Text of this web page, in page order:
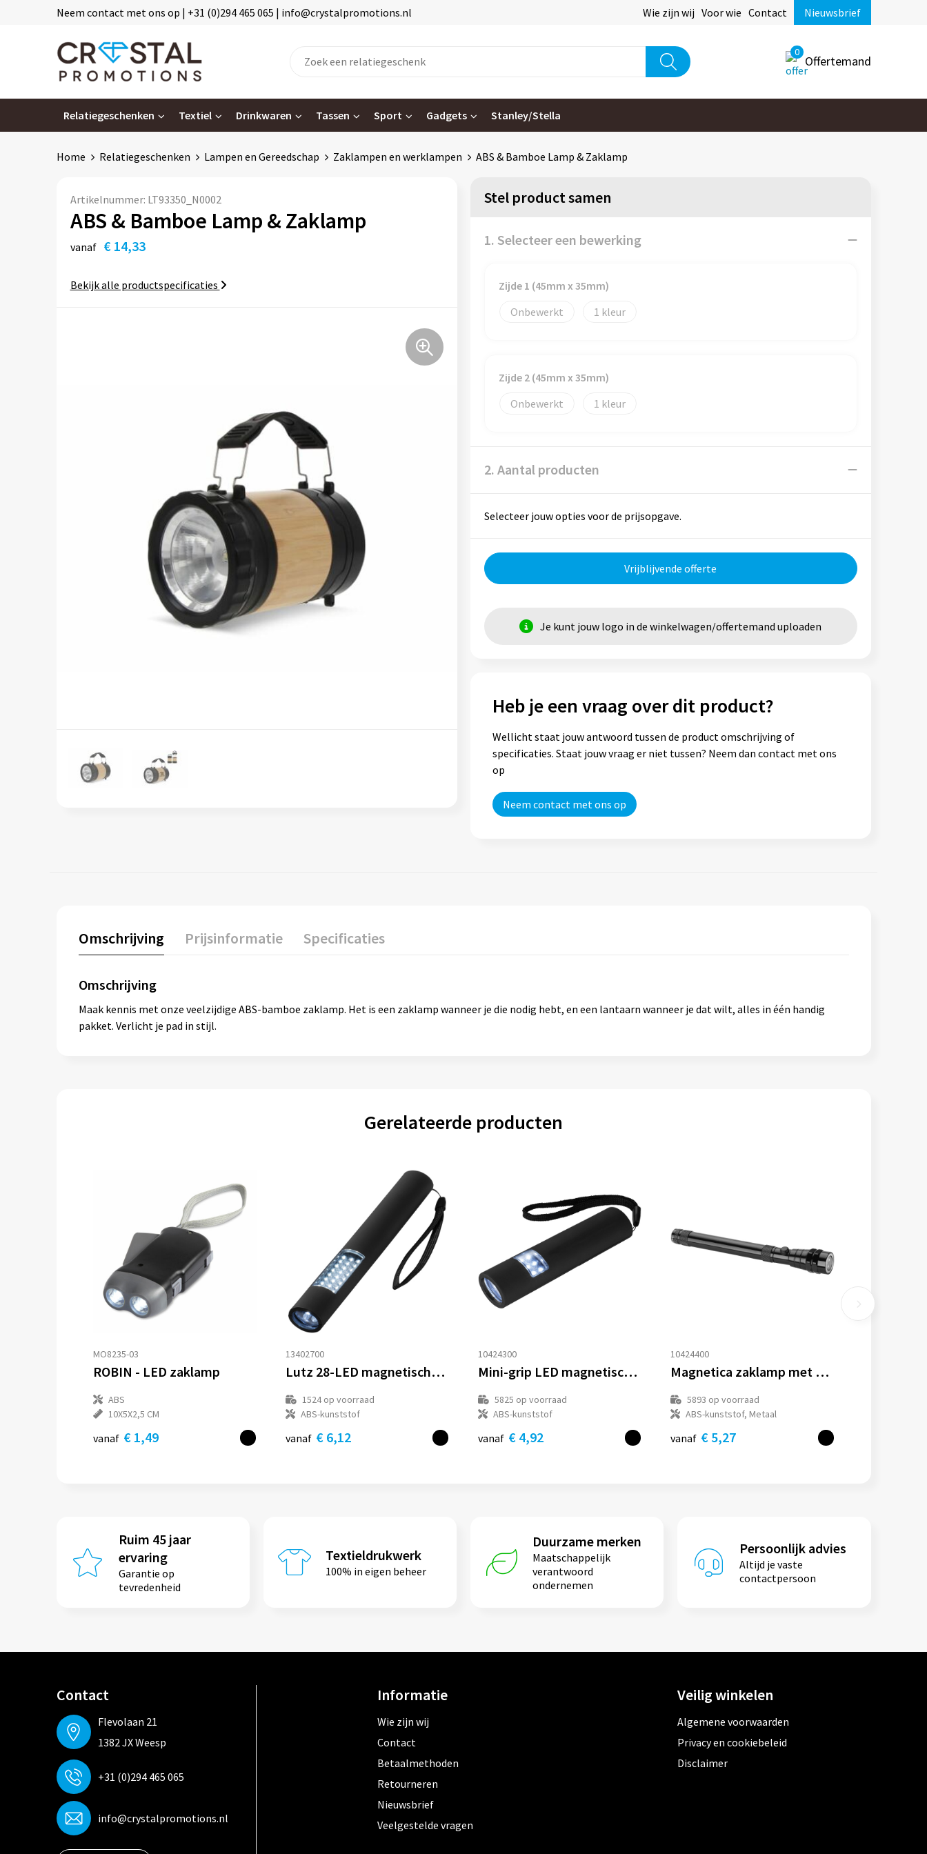
Neem contact met ons op | +31 (0)294 465 065 | info@crystalpromotions.nl Wie zijn wij Voor wie Contact Nieuwsbrief
0
Offertemand
Relatiegeschenken Textiel Drinkwaren Tassen Sport Gadgets Stanley/Stella
Home Relatiegeschenken Lampen en Gereedschap Zaklampen en werklampen ABS & Bamboe Lamp & Zaklamp
Artikelnummer: LT93350_N0002
ABS & Bamboe Lamp & Zaklamp
vanaf € 14,33
Bekijk alle productspecificaties
Stel product samen
1. Selecteer een bewerking
Zijde 1 (45mm x 35mm)
Onbewerkt
1
Zijde 2 (45mm x 35mm)
Onbewerkt
1
2. Aantal producten
Selecteer jouw opties voor de prijsopgave.
Vrijblijvende offerte
Je kunt jouw logo in de winkelwagen/offertemand uploaden
Heb je een vraag over dit product?
Wellicht staat jouw antwoord tussen de product omschrijving of
specificaties. Staat jouw vraag er niet tussen? Neem dan contact met ons
op
Neem contact met ons op
Omschrijving Prijsinformatie Specificaties
Omschrijving
Maak kennis met onze veelzijdige ABS-bamboe zaklamp. Het is een zaklamp wanneer je die nodig hebt, en een lantaarn wanneer je dat wilt, alles in één handig
pakket. Verlicht je pad in stijl.
Gerelateerde producten
MO8235-03
ROBIN - LED zaklamp
ABS
10X5X2,5 CM
vanaf € 1,49
13402700
Lutz 28-LED magnetische zaklantaarn
1524op voorraad
ABS-kunststof
vanaf € 6,12
10424300
Mini-grip LED magnetische zaklamp
5825 op voorraad
ABS-kunststof
vanaf € 4,92
10424400
Magnetica zaklamp met pick-up tool
5893 op voorraad
ABS-kunststof, Metaal
vanaf € 5,27
Ruim 45 jaar
ervaring
Garantie op
tevredenheid
Textieldrukwerk
100% in eigen beheer
Duurzame merken
Maatschappelijk
verantwoord
ondernemen
Persoonlijk advies
Altijd je vaste
contactpersoon
Contact
Flevolaan 21
1382 JX Weesp
+31 (0)294 465 065
info@crystalpromotions.nl
Informatie
Wie zijn wij
Contact
Betaalmethoden
Retourneren
Nieuwsbrief
Veelgestelde vragen
Veilig winkelen
Algemene voorwaarden
Privacy en cookiebeleid
Disclaimer